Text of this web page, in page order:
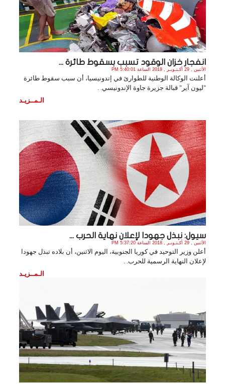
انفجار خزان الوقود تسبب بسقوط طائرة ...
الأثنين , 29 أكـتـوبـر , 2018 الساعة 5:40:01 PM
أعلنت الوكالة الوطنية للطوارئ في إندونيسيا، أن سبب سقوط طائرة
"ليون آير" قبالة جزيرة جاوة الإندونيسي. .
الـمــزيـد
سيول: نبذل جهودا لإعلان نهاية الحرب ...
الأثنين , 29 أكـتـوبـر , 2018 الساعة 5:37:20 PM
أعلن وزير التوحيد في كوريا الجنوبية، اليوم الاثنين، أن بلاده تبذل جهودا
لإعلان النهاية الرسمية للحرب. .
الـمــزيـد